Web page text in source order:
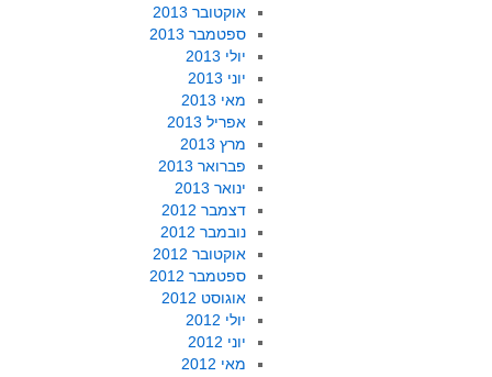
אוקטובר 2013
ספטמבר 2013
יולי 2013
יוני 2013
מאי 2013
אפריל 2013
מרץ 2013
פברואר 2013
ינואר 2013
דצמבר 2012
נובמבר 2012
אוקטובר 2012
ספטמבר 2012
אוגוסט 2012
יולי 2012
יוני 2012
מאי 2012